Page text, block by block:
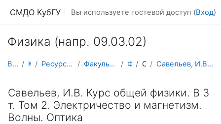
СМДО КубГУ Вы используете гостевой доступ (Вход)
Физика (напр. 09.03.02)
В начало Курсы Ресурсы подразделений КубГУ Факультет Физико-технический Физика Оптика Савельев, И.В. Курс общей физики. В 3 т. Том 2. Эл...
Савельев, И.В. Курс общей физики. В 3
т. Том 2. Электричество и магнетизм.
Волны. Оптика